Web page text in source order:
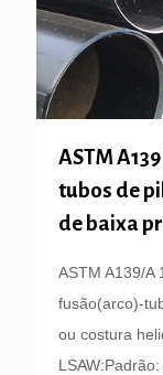
ASTM
tubos de
de baixa
ASTM A139/A
fusão(arco)-
ou costura